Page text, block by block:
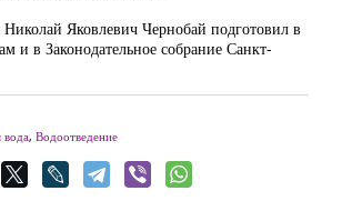
Яковлевич Чернобай подготовил в
и в Законодательное собрание Санкт-
вода, Водоотведение